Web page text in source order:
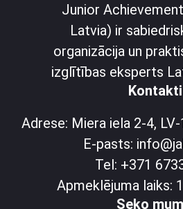
Junior
Latvia) ir
organizācija un
izglītības eksperts
Kontakti
Adrese: Miera iela 2-4,
E-pasts:
Tel: +371
Apmeklējuma laiks:
Seko